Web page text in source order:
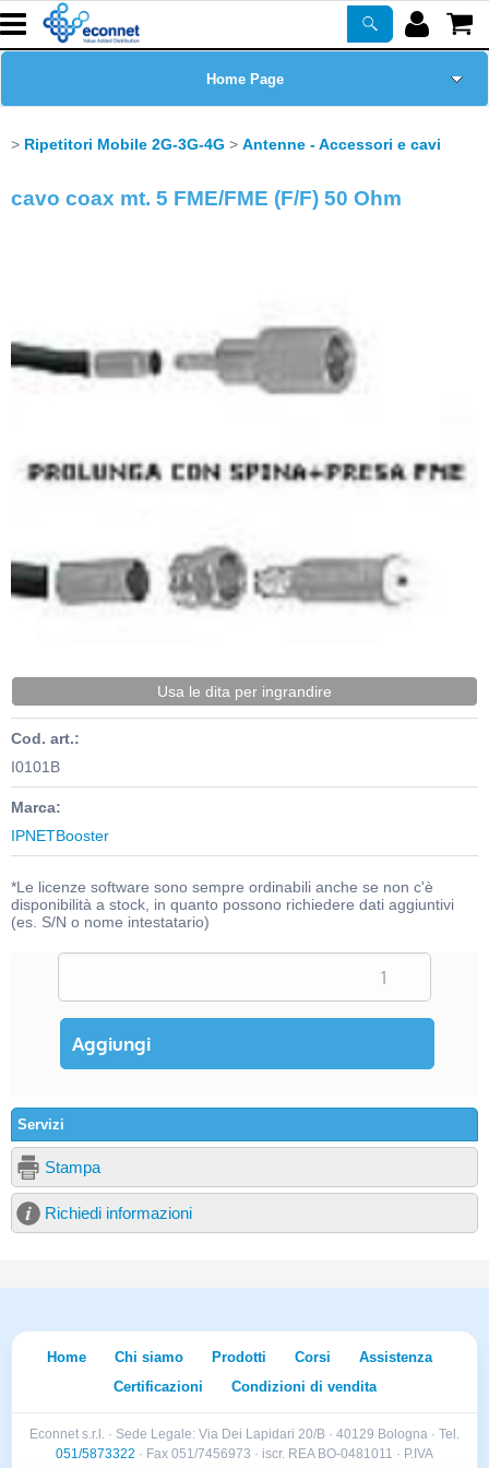
Home Page
Prodotti
Certificazioni
PROMO ATTIVE
Ripetitori Mobile 2G-3G-4G Antenne - Accessori e cavi
cavo coax mt. 5 FME/FME (F/F) 50 Ohm
Usa le dita per ingrandire
Cod. art.:
I0101B
Marca:
IPNETBooster
*Le licenze software sono sempre ordinabili anche se non c'è
disponibilità a stock, in quanto possono richiedere dati aggiuntivi
(es. S/N o nome intestatario)
Servizi
Stampa
Richiedi informazioni
Home Chi siamo Prodotti Corsi
Assistenza
Certificazioni
Condizioni di vendita
Econnet s.r.l. · Sede Legale: Via Dei Lapidari 20/B · 40129 Bologna · Tel.
051/5873322 · Fax 051/7456973 · iscr. REA BO-0481011 · P.IVA